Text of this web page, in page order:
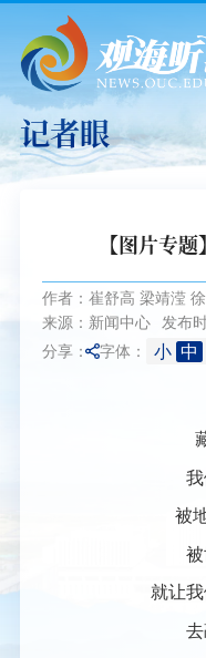
记者眼
【图片专
作者：崔舒高 梁靖滢
来源：新闻中心
发布
分享： 字体： 小 中
被
就让